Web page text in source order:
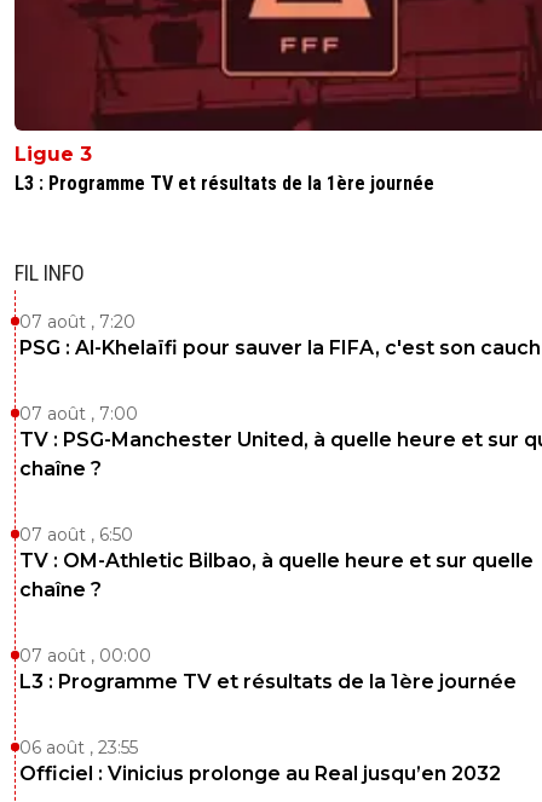
Ligue 3
L3 : Programme TV et résultats de la 1ère journée
FIL INFO
07 août , 7:20
PSG : Al-Khelaïfi pour sauver la FIFA, c'est son
07 août , 7:00
TV : PSG-Manchester United, à quelle heure et sur
chaîne ?
07 août , 6:50
TV : OM-Athletic Bilbao, à quelle heure et sur quelle
chaîne ?
07 août , 00:00
L3 : Programme TV et résultats de la 1ère journée
06 août , 23:55
Officiel : Vinicius prolonge au Real jusqu’en 2032